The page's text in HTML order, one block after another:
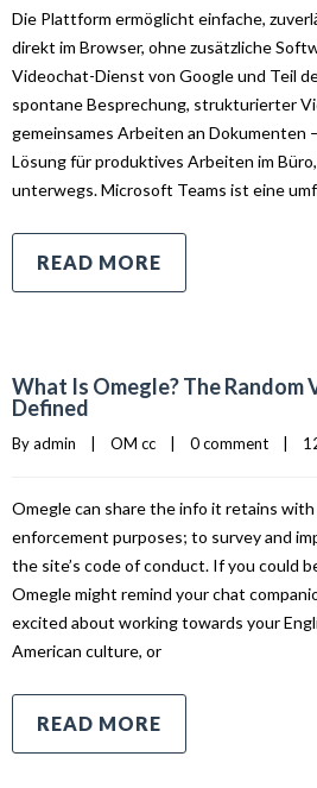
Die Plattform ermöglicht einfache,
direkt im Browser, ohne zusätzliche
Videochat-Dienst von Google und Teil
spontane Besprechung, strukturierter
gemeinsames Arbeiten an Dokumenten
Lösung für produktives Arbeiten im
unterwegs. Microsoft Teams ist eine
READ MORE
What Is Omegle? The Random
Defined
By admin OM cc 0 comment
Omegle can share the info it retains
enforcement purposes; to survey and
the site’s code of conduct. If you could
Omegle might remind your chat
excited about working towards your
American culture, or
READ MORE